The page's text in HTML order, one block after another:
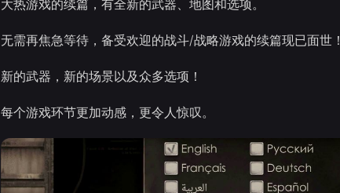
大热游戏的续篇，有全新的武器、地图和选项。
无需再焦急等待，备受欢迎的战斗/战略游戏的续篇现已面世！
新的武器，新的场景以及众多选项！
每个游戏环节更加动感，更令人惊叹。